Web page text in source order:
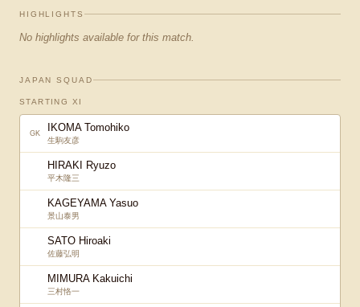
HIGHLIGHTS
No highlights available for this match.
JAPAN SQUAD
STARTING XI
GK IKOMA Tomohiko
生駒友彦
HIRAKI Ryuzo
平木隆三
KAGEYAMA Yasuo
景山泰男
SATO Hiroaki
佐藤弘明
MIMURA Kakuichi
三村恪一